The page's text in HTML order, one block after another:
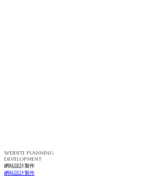
WEBSITE PLANNING
DEVELOPMENT
網站設計製作
網站設計製作